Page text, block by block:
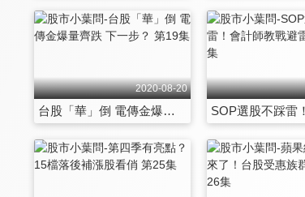
2020-08-20
台股「華」倒 電傳金爆量齊跌 下一步？ 第19集